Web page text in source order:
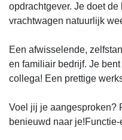
opdrachtgever. Je doet
vrachtwagen natuurlijk
Een afwisselende,
en familiair bedrijf. Je
collega! Een prettige
Voel jij je aangesproken?
benieuwd naar je!Functie-